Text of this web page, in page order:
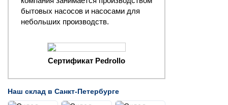
бытовых насосов и насосами для
небольших производств.
Сертификат Pedrollo
Наш склад в Санкт-Петербурге